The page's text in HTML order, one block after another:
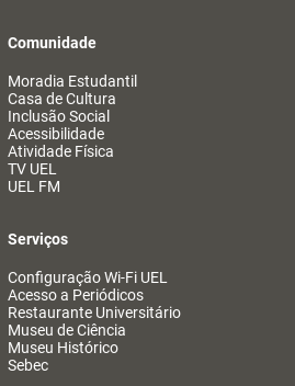
Comunidade
Moradia Estudantil
Casa de Cultura
Inclusão Social
Acessibilidade
Atividade Física
TV UEL
UEL FM
Serviços
Configuração Wi-Fi UEL
Acesso a Periódicos
Restaurante Universitário
Museu de Ciência
Museu Histórico
Sebec